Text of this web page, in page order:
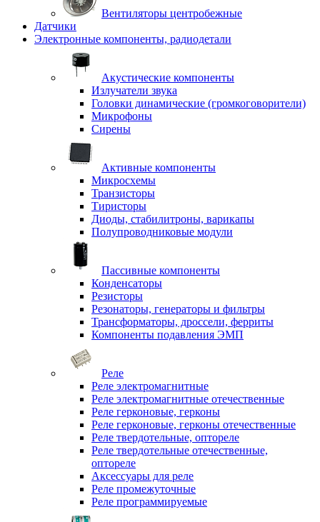
Вентиляторы центробежные
Датчики
Электронные компоненты, радиодетали
Акустические компоненты
Излучатели звука
Головки динамические (громкоговорители)
Микрофоны
Сирены
Активные компоненты
Микросхемы
Транзисторы
Тиристоры
Диоды, стабилитроны, варикапы
Полупроводниковые модули
Пассивные компоненты
Конденсаторы
Резисторы
Резонаторы, генераторы и фильтры
Трансформаторы, дроссели, ферриты
Компоненты подавления ЭМП
Реле
Реле электромагнитные
Реле электромагнитные отечественные
Реле герконовые, герконы
Реле герконовые, герконы отечественные
Реле твердотельные, оптореле
Реле твердотельные отечественные,
оптореле
Аксессуары для реле
Реле промежуточные
Реле программируемые